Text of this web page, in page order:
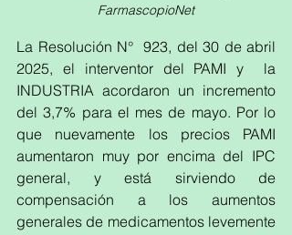
FarmascopioNet
La Resolución N°  923, del 30 de abril
2025, el interventor del PAMI y  la
INDUSTRIA acordaron un incremento
del 3,7% para el mes de mayo. Por lo
que nuevamente los precios PAMI
aumentaron muy por encima del IPC
general, y está sirviendo de
compensación a los aumentos
generales de medicamentos levemente